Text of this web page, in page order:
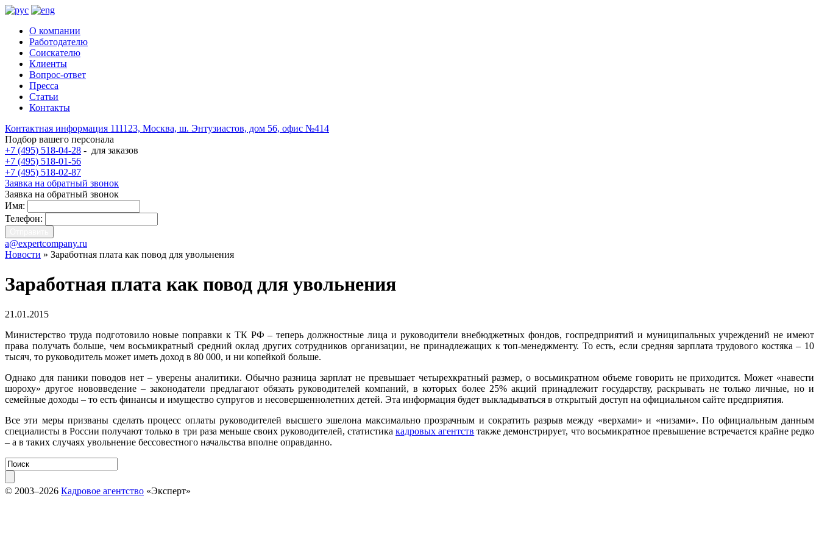
О компании
Работодателю
Соискателю
Клиенты
Вопрос-ответ
Пресса
Статьи
Контакты
Контактная информация 111123, Москва, ш. Энтузиастов, дом 56, офис №414
Подбор вашего персонала
+7 (495) 518-04-28 - для заказов
+7 (495) 518-01-56
+7 (495) 518-02-87
Заявка на обратный звонок
Заявка на обратный звонок
Имя:
Телефон:
a@expertcompany.ru
Новости » Заработная плата как повод для увольнения
Заработная плата как повод для увольнения
21.01.2015
Министерство труда подготовило новые поправки к ТК РФ – теперь должностные лица и руководители внебюджетных фондов, госпредприятий и муниципальных учреждений не имеют
права получать больше, чем восьмикратный средний оклад других сотрудников организации, не принадлежащих к топ-менеджменту. То есть, если средняя зарплата трудового костяка – 10
тысяч, то руководитель может иметь доход в 80 000, и ни копейкой больше.
Однако для паники поводов нет – уверены аналитики. Обычно разница зарплат не превышает четырехкратный размер, о восьмикратном объеме говорить не приходится. Может «навести
шороху» другое нововведение – законодатели предлагают обязать руководителей компаний, в которых более 25% акций принадлежит государству, раскрывать не только личные, но и
семейные доходы – то есть финансы и имущество супругов и несовершеннолетних детей. Эта информация будет выкладываться в открытый доступ на официальном сайте предприятия.
Все эти меры призваны сделать процесс оплаты руководителей высшего эшелона максимально прозрачным и сократить разрыв между «верхами» и «низами». По официальным данным
специалисты в России получают только в три раза меньше своих руководителей, статистикакадровых агентств также демонстрирует, что восьмикратное превышение встречается крайне редко
– а в таких случаях увольнение бессовестного начальства вполне оправданно.
© 2003–2026 Кадровое агентство «Эксперт»